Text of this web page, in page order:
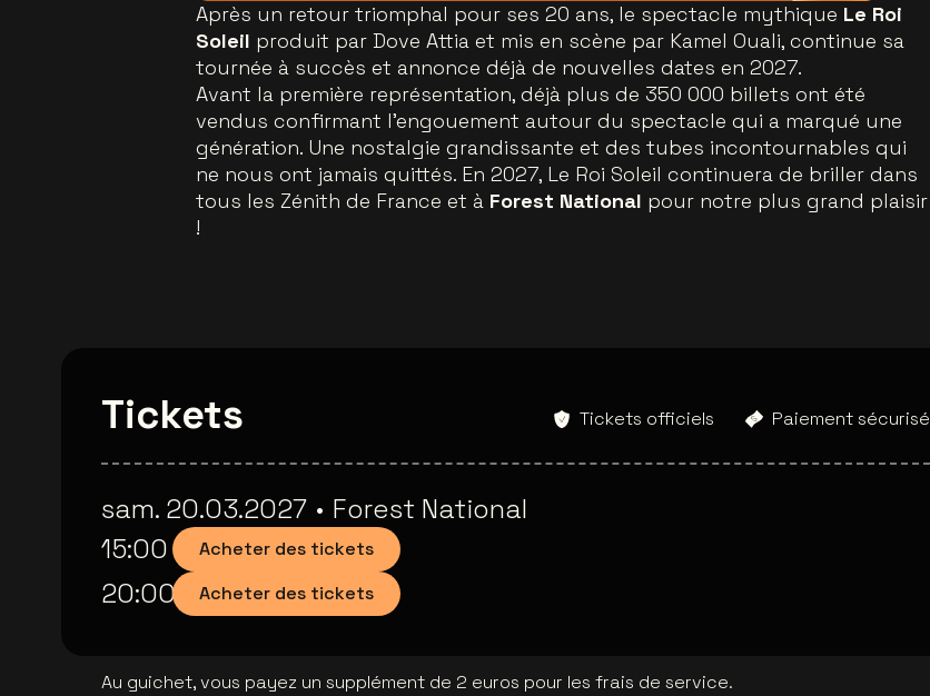
Après un retour triomphal pour ses 20 ans, le spectacle mythique Le Roi
Soleil produit par Dove Attia et mis en scène par Kamel Ouali, continue sa
tournée à succès et annonce déjà de nouvelles dates en 2027.
Avant la première représentation, déjà plus de 350 000 billets ont été
vendus confirmant l’engouement autour du spectacle qui a marqué une
génération. Une nostalgie grandissante et des tubes incontournables qui
ne nous ont jamais quittés. En 2027, Le Roi Soleil continuera de briller dans
tous les Zénith de France et à Forest National pour notre plus grand plaisir
!
Tickets Tickets officiels Paiement sécurisé
sam. 20.03.2027 • Forest National
15:00
Acheter des tickets
20:00 Acheter des tickets
Au guichet, vous payez un supplément de 2 euros pour les frais de service.